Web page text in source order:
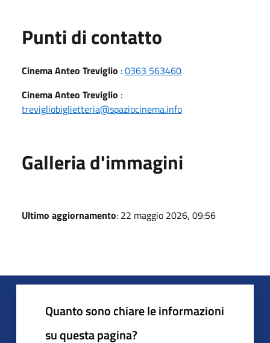
Punti di contatto
Cinema Anteo Treviglio :0363 563460
Cinema Anteo Treviglio :
trevigliobiglietteria@spaziocinema.info
Galleria d'immagini
Ultimo aggiornamento: 22 maggio 2026, 09:56
Quanto sono chiare le informazioni
su questa pagina?